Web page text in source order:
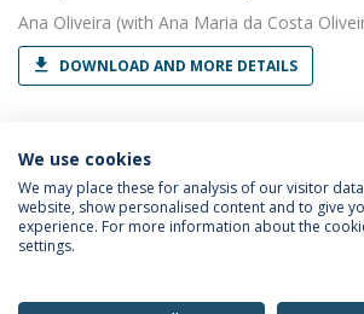
Ana Oliveira (with Ana Maria da Costa
DOWNLOAD AND MORE DETAILS
Política de Privacidade
Termos
We use cookies
We may place these for analysis of our visitor
website, show personalised content and to give
experience. For more information about the
settings.